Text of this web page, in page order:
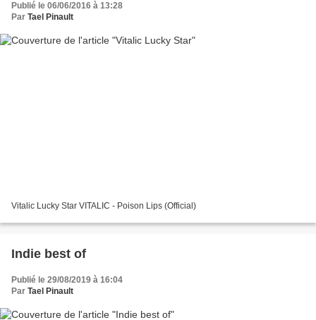
Publié le 06/06/2016 à 13:28
Par Tael Pinault
Vitalic Lucky Star VITALIC - Poison Lips (Official)
Indie best of
Publié le 29/08/2019 à 16:04
Par Tael Pinault